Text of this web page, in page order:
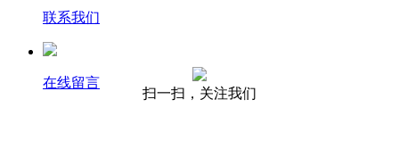
联系我们
在线留言
扫一扫，关注我们